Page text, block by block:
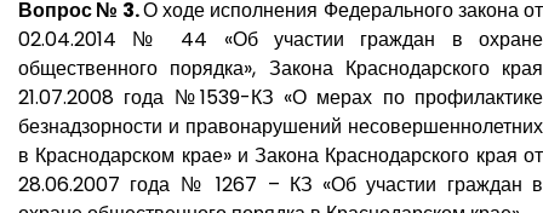
Вопрос № 3.О ходе исполнения Федерального закона от
02.04.2014 № 44 «Об участии граждан в охране
общественного порядка», Закона Краснодарского края
21.07.2008 года №1539-КЗ «О мерах по профилактике
безнадзорности и правонарушений несовершеннолетних
в Краснодарском крае» и Закона Краснодарского края от
28.06.2007 года № 1267 – КЗ «Об участии граждан в